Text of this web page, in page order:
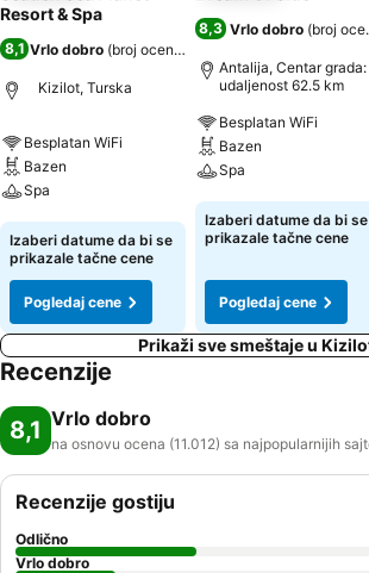
Resort & Spa
8,1 Vrlo dobro (broj ocena: 11.012
Kizilot, Turska
Besplatan WiFi
Bazen
Spa
Pogledaj cene
Izaberi datume da bi se
prikazale tačne cene
Pogledaj cene
8,3 Vrlo dobro (broj
Antalija, Centar grada:
udaljenost 62.5 km
Besplatan WiFi
Bazen
Spa
Pogledaj cene
Izaberi datume da bi se
prikazale tačne cene
Pogledaj cene
Prikaži sve smeštaje u
Recenzije
8,1 Vrlo dobro
na osnovu ocena (11.012) sa najpopularnijih
Recenzije gostiju
Odlično
Vrlo dobro